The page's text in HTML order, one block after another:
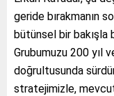
geride bırakmanın
bütünsel bir bakışla
Grubumuzu 200 yıl
doğrultusunda
stratejimizle,